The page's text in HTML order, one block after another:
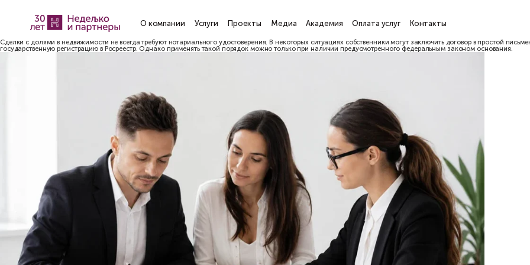
О компании Услуги Проекты Медиа Академия Оплата услуг
Сделки с долями в недвижимости не всегда требуют нотариального удостоверения. В некоторых ситуациях собственники могут